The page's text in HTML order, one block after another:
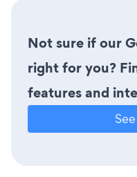
Not sure if our
right for you?
features and